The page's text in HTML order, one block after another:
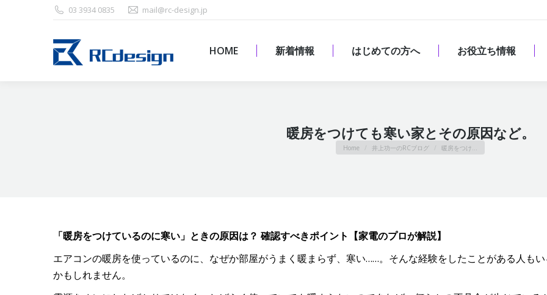
03 3934 0835 mail@rc-design.jp
HOME 新着情報 はじめての方へ お役立ち情報
暖房をつけても寒い家とその原因など。
You are here:
Home 井上功一のRCブログ 暖房をつけ…
「暖房をつけているのに寒い」ときの原因は？ 確認すべきポイント【家電のプロが解説】
エアコンの暖房を使っているのに、なぜか部屋がうまく暖まらず、寒い……。そんな経験をしたことがある人も
かもしれません。
HOME 新着情報 はじめての方へ お役立ち情報